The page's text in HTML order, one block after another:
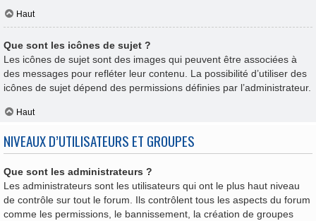
Haut
Que sont les icônes de sujet ?
Les icônes de sujet sont des images qui peuvent être associées à
des messages pour refléter leur contenu. La possibilité d’utiliser des
icônes de sujet dépend des permissions définies par l’administrateur.
Haut
NIVEAUX D’UTILISATEURS ET GROUPES
Que sont les administrateurs ?
Les administrateurs sont les utilisateurs qui ont le plus haut niveau
de contrôle sur tout le forum. Ils contrôlent tous les aspects du forum
comme les permissions, le bannissement, la création de groupes